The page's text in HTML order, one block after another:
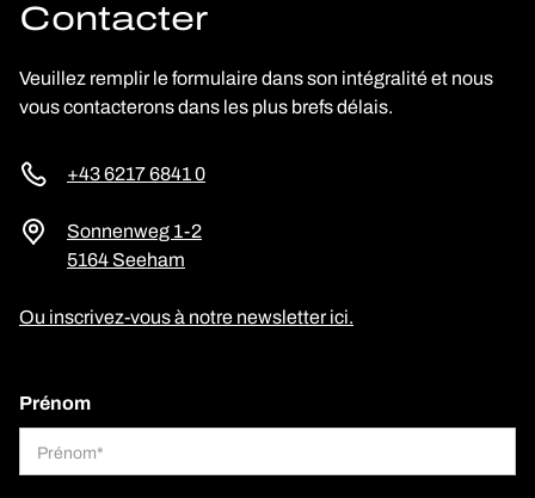
Contacter
Veuillez remplir le formulaire dans son intégralité et nous
vous contacterons dans les plus brefs délais.
+43 6217 6841 0
Sonnenweg 1-2
5164 Seeham
Ou inscrivez-vous à notre newsletter ici.
Prénom